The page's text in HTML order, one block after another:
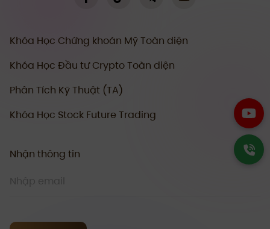
Khóa Học Chứng khoán Mỹ Toàn diện
Khóa Học Đầu tư Crypto Toàn diện
Phân Tích Kỹ Thuật (TA)
Khóa Học Stock Future Trading
Nhận thông tin